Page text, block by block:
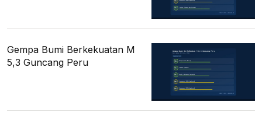
Gempa Bumi Berkekuatan M
5,3 Guncang Peru